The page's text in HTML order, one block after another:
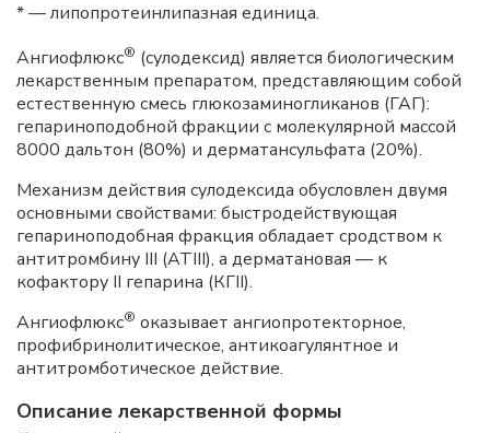
* — липопротеинлипазная единица.
Ангиофлюкс® (сулодексид) является биологическим
лекарственным препаратом, представляющим собой
естественную смесь глюкозаминогликанов (ГАГ):
гепариноподобной фракции с молекулярной массой
8000 дальтон (80%) и дерматансульфата (20%).
Механизм действия сулодексида обусловлен двумя
основными свойствами: быстродействующая
гепариноподобная фракция обладает сродством к
антитромбину III (АТIII), а дерматановая — к
кофактору II гепарина (КГII).
Ангиофлюкс® оказывает ангиопротекторное,
профибринолитическое, антикоагулянтное и
антитромботическое действие.
Описание лекарственной формы